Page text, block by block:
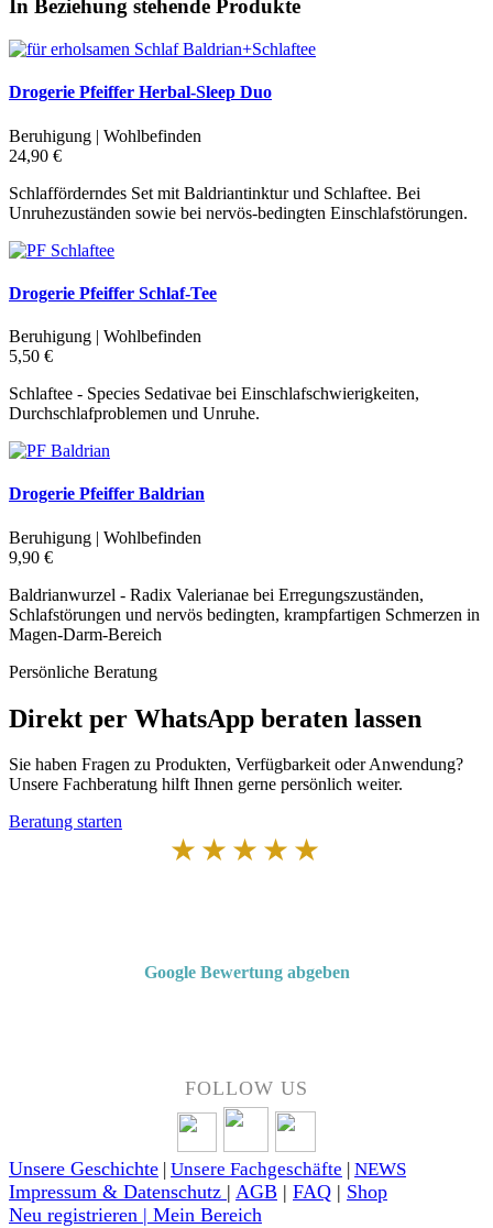
In Beziehung stehende Produkte
Drogerie Pfeiffer Herbal-Sleep Duo
Beruhigung | Wohlbefinden
24,90 €
Schlafförderndes Set mit Baldriantinktur und Schlaftee. Bei
Unruhezuständen sowie bei nervös-bedingten Einschlafstörungen.
Drogerie Pfeiffer Schlaf-Tee
Beruhigung | Wohlbefinden
5,50 €
Schlaftee - Species Sedativae bei Einschlafschwierigkeiten,
Durchschlafproblemen und Unruhe.
Drogerie Pfeiffer Baldrian
Beruhigung | Wohlbefinden
9,90 €
Baldrianwurzel - Radix Valerianae bei Erregungszuständen,
Schlafstörungen und nervös bedingten, krampfartigen Schmerzen in
Magen-Darm-Bereich
Persönliche Beratung
Direkt per WhatsApp beraten lassen
Sie haben Fragen zu Produkten, Verfügbarkeit oder Anwendung?
Unsere Fachberatung hilft Ihnen gerne persönlich weiter.
Beratung starten
★★★★★
Google Bewertung abgeben
FOLLOW US
Unsere Geschichte Unsere Fachgeschäfte NEWS
Impressum & Datenschutz | AGB | FAQ | Shop
Neu registrieren | Mein Bereich